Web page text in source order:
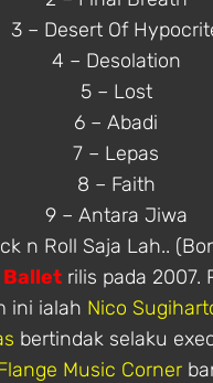
3 – Desert Of
4 – Desolation
5 – Lost
6 – Abadi
7 – Lepas
8 – Faith
9 – Antara Jiwa
n Roll Saja Lah..
Ballet rilis pada 2007.
ini ialah Nico
bertindak selaku
Music Corner